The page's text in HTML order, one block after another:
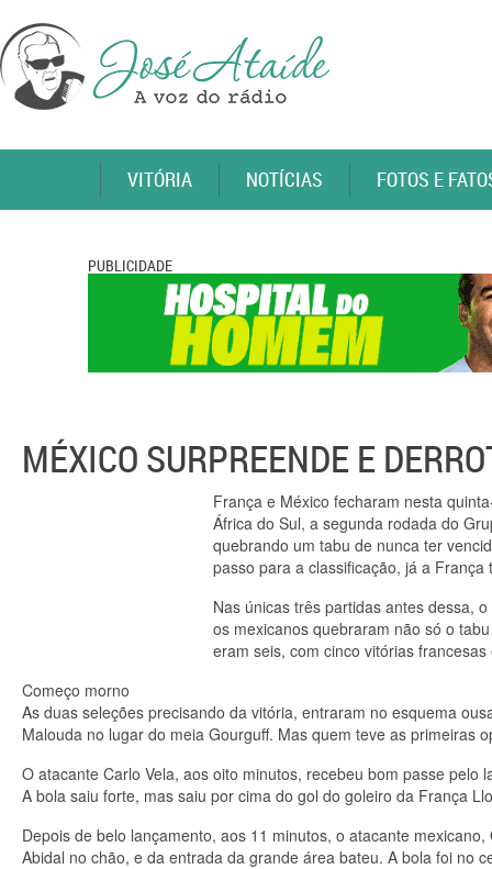
VITÓRIA NOTÍCIAS FOTOS E
PUBLICIDADE
MÉXICO SURPREENDE E
França e México fecharam nesta
África do Sul, a segunda rodada do
quebrando um tabu de nunca ter
passo para a classificação, já a
Nas únicas três partidas antes dessa,
os mexicanos quebraram não só o
eram seis, com cinco vitórias
Começo morno
As duas seleções precisando da vitória, entraram no esquema
Malouda no lugar do meia Gourguff. Mas quem teve as primeiras
O atacante Carlo Vela, aos oito minutos, recebeu bom passe
A bola saiu forte, mas saiu por cima do gol do goleiro da França
Depois de belo lançamento, aos 11 minutos, o atacante
Abidal no chão, e da entrada da grande área bateu. A bola foi no